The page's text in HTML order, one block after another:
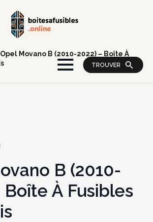
TROUVER
Opel Movano B (2010-2022) – Boîte À
B (2010-
Boîte À Fusibles